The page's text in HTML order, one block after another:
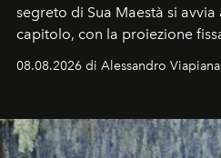
segreto di Sua Maestà si
capitolo, con la proiezione
dell’attore chiamato a
Craig, però, regna ancora il
08.08.2026 di Alessandro Viapiana